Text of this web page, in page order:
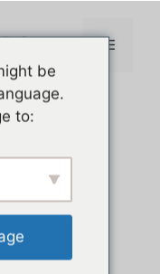
Menu
be
to: